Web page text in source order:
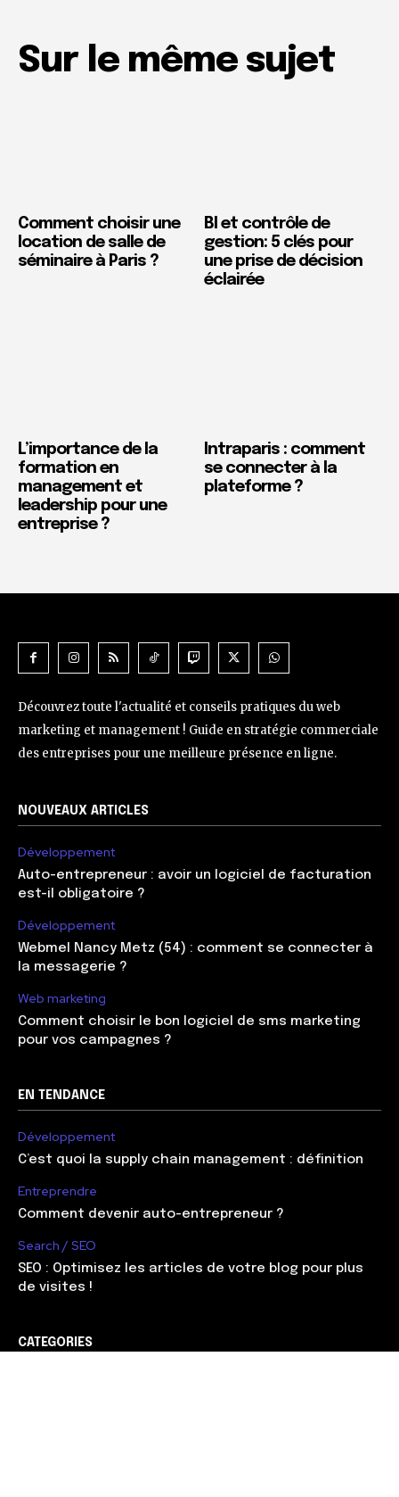
Sur le même sujet
Comment choisir une
location de salle de
séminaire à Paris ?
BI et contrôle de
gestion: 5 clés pour
une prise de décision
éclairée
L’importance de la
formation en
management et
leadership pour une
entreprise ?
Intraparis : comment
se connecter à la
plateforme ?
Découvrez toute l'actualité et conseils pratiques du web
marketing et management ! Guide en stratégie commerciale
des entreprises pour une meilleure présence en ligne.
NOUVEAUX ARTICLES
Développement
Auto-entrepreneur : avoir un logiciel de facturation
est-il obligatoire ?
Développement
Webmel Nancy Metz (54) : comment se connecter à
la messagerie ?
Web marketing
Comment choisir le bon logiciel de sms marketing
pour vos campagnes ?
EN TENDANCE
Développement
C’est quoi la supply chain management : définition
Entreprendre
Comment devenir auto-entrepreneur ?
Search / SEO
SEO : Optimisez les articles de votre blog pour plus
de visites !
CATEGORIES